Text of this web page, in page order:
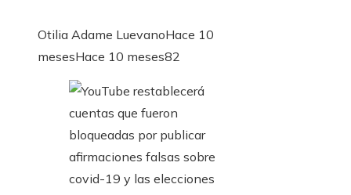
Otilia Adame LuevanoHace 10
mesesHace 10 meses82